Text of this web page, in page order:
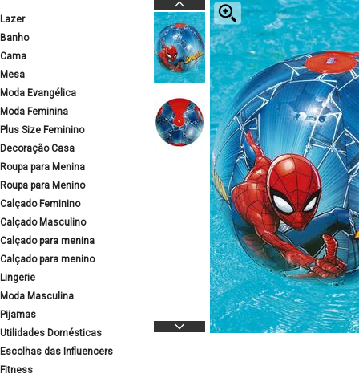
Lazer
Banho
Cama
Mesa
Moda Evangélica
Moda Feminina
Plus Size Feminino
Decoração Casa
Roupa para Menina
Roupa para Menino
Calçado Feminino
Calçado Masculino
Calçado para menina
Calçado para menino
Lingerie
Moda Masculina
Pijamas
Utilidades Domésticas
Escolhas das Influencers
Fitness